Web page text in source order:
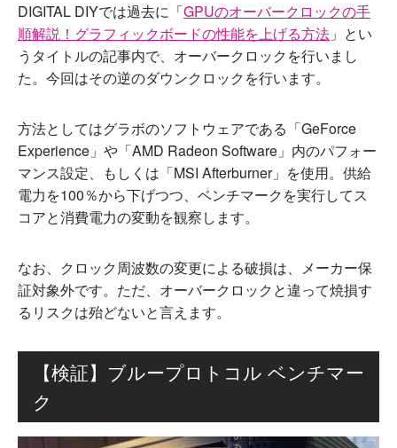
DIGITAL DIYでは過去に「GPUのオーバークロックの手
順解説！グラフィックボードの性能を上げる方法 」とい
うタイトルの記事内で、オーバークロックを行いまし
た。今回はその逆のダウンクロックを行います。
方法としてはグラボのソフトウェアである「GeForce
Experience」や「AMD Radeon Software」内のパフォー
マンス設定、もしくは「MSI Afterburner」を使用。供給
電力を100％から下げつつ、ベンチマークを実行してス
コアと消費電力の変動を観察します。
なお、クロック周波数の変更による破損は、メーカー保
証対象外です。ただ、オーバークロックと違って焼損す
るリスクは殆どないと言えます。
【検証】ブループロトコル ベンチマー
ク